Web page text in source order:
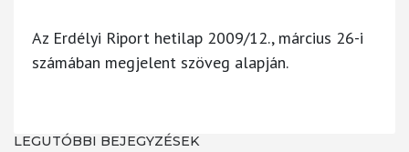
Az Erdélyi Riport hetilap 2009/12., március 26-i
számában megjelent szöveg alapján.
LEGUTÓBBI BEJEGYZÉSEK